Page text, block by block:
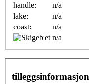
handle:
n/a
lake:
n/a
coast:
n/a
n/a
tilleggsinformasjon